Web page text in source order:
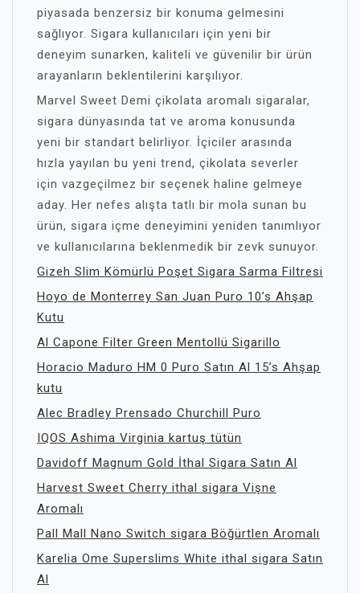
piyasada benzersiz bir konuma gelmesini
sağlıyor. Sigara kullanıcıları için yeni bir
deneyim sunarken, kaliteli ve güvenilir bir ürün
arayanların beklentilerini karşılıyor.
Marvel Sweet Demi çikolata aromalı sigaralar,
sigara dünyasında tat ve aroma konusunda
yeni bir standart belirliyor. İçiciler arasında
hızla yayılan bu yeni trend, çikolata severler
için vazgeçilmez bir seçenek haline gelmeye
aday. Her nefes alışta tatlı bir mola sunan bu
ürün, sigara içme deneyimini yeniden tanımlıyor
ve kullanıcılarına beklenmedik bir zevk sunuyor.
Gizeh Slim Kömürlü Poşet Sigara Sarma Filtresi
Hoyo de Monterrey San Juan Puro 10’s Ahşap
Kutu
Al Capone Filter Green Mentollü Sigarillo
Horacio Maduro HM 0 Puro Satın Al 15’s Ahşap
kutu
Alec Bradley Prensado Churchill Puro
IQOS Ashima Virginia kartuş tütün
Davidoff Magnum Gold İthal Sigara Satın Al
Harvest Sweet Cherry ithal sigara Vişne
Aromalı
Pall Mall Nano Switch sigara Böğürtlen Aromalı
Karelia Ome Superslims White ithal sigara Satın
Al